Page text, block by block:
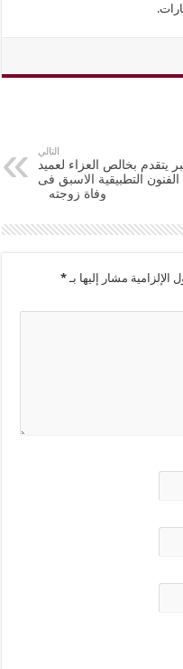
التالي
يتقدم بخالص العزاء لعميد
الفنون التطبيقية الاسبق فى
وفاة زوجته
الإلزامية مشار إليها بـ*